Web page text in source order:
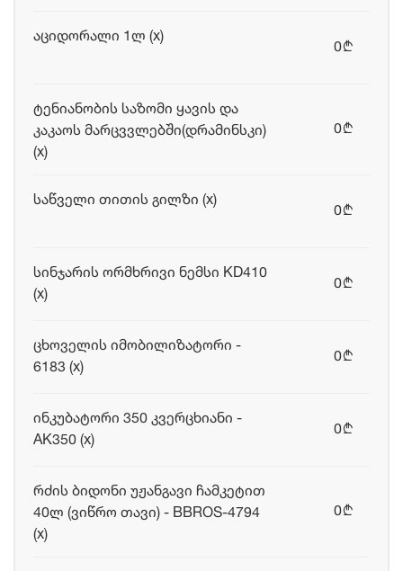
აციდორალი 1ლ (x)
0b
ტენიანობის საზომი ყავის და
კაკაოს მარცვვლებში(დრამინსკი)
(x)
0b
საწველი თითის გილზი (x)
0b
სინჯარის ორმხრივი ნემსი KD410
(x)
0b
ცხოველის იმობილიზატორი -
6183 (x)
0b
ინკუბატორი 350 კვერცხიანი -
AK350 (x)
0b
რძის ბიდონი უჟანგავი ჩამკეტით
40ლ (ვიწრო თავი) - BBROS-4794
(x)
0b